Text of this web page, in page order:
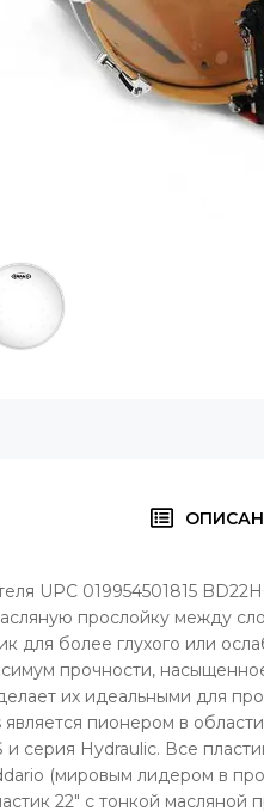
UPC 019954501815
прослойку между
для более глухого или
прочности,
их идеальными для
пионером в
и серия Hydraulic. Все
(мировым лидером в
22" с тонкой